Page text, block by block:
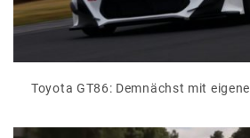
Toyota GT86: Demnächst mit